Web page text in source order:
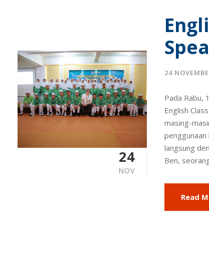
24
NOV
24
Pada Rabu,
English
masing-
langsung
Ben,
Read